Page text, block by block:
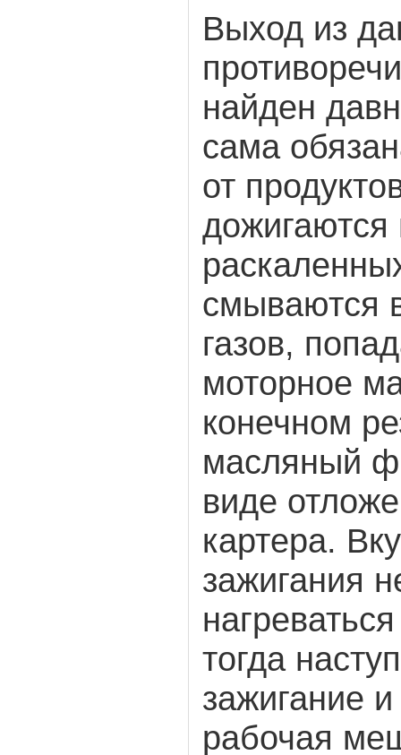
Выход из
найден
сама
от
дожигаются
смываются
газов,
моторное
конечном
масляный
виде
картера.
зажигания
тогда
зажигание
рабочая